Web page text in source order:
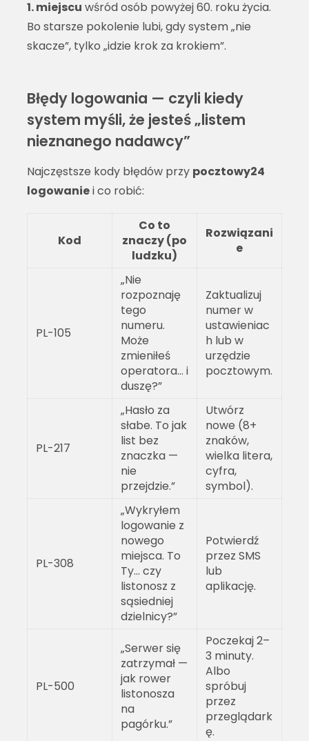
1. miejscu wśród osób powyżej 60. roku życia.
Bo starsze pokolenie lubi, gdy system „nie
skacze”, tylko „idzie krok za krokiem”.
Błędy logowania — czyli kiedy
system myśli, że jesteś „listem
nieznanego nadawcy”
Najczęstsze kody błędów przy pocztowy24
logowaniei co robić:
Kod
Co to
znaczy (po
ludzku)
Rozwiązani
e
PL-105
„Nie
rozpoznaję
tego
numeru.
Może
zmieniłeś
operatora… i
duszę?”
Zaktualizuj
numer w
ustawieniac
h lub w
urzędzie
pocztowym.
PL-217
„Hasło za
słabe. To jak
list bez
znaczka —
nie
przejdzie.”
Utwórz
nowe (8+
znaków,
wielka litera,
cyfra,
symbol).
PL-308
„Wykryłem
logowanie z
nowego
miejsca. To
Ty… czy
listonosz z
sąsiedniej
dzielnicy?”
Potwierdź
przez SMS
lub
aplikację.
PL-500
„Serwer się
zatrzymał —
jak rower
listonosza
na
pagórku.”
Poczekaj 2–
3 minuty.
Albo
spróbuj
przez
przeglądark
ę.